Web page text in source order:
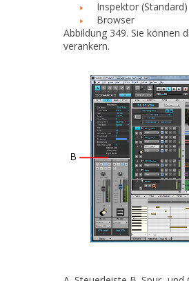
Inspektor (Standard)
Browser
Abbildung 349. Sie können
verankern.